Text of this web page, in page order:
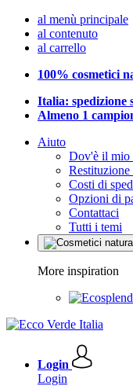
al menù principale
al contenuto
al carrello
100% cosmetici
Italia: spedizione
Almeno 1
Aiuto
Dov'è il mio
Costi di
Opzioni di
Contattaci
Tutti i temi
More inspiration
Login
Login